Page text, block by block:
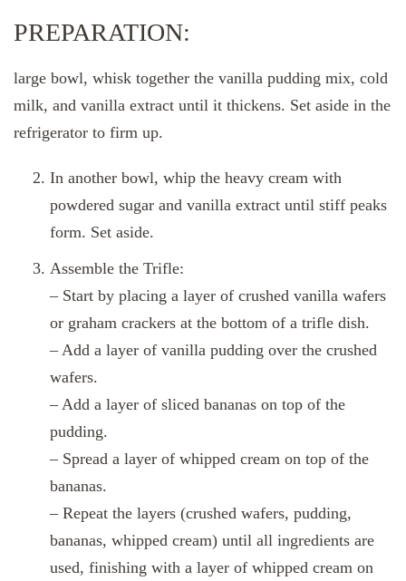
PREPARATION:
large bowl, whisk together the vanilla pudding mix, cold
milk, and vanilla extract until it thickens. Set aside in the
refrigerator to firm up.
In another bowl, whip the heavy cream with
powdered sugar and vanilla extract until stiff peaks
form. Set aside.
Assemble the Trifle:
– Start by placing a layer of crushed vanilla wafers
or graham crackers at the bottom of a trifle dish.
– Add a layer of vanilla pudding over the crushed
wafers.
– Add a layer of sliced bananas on top of the
pudding.
– Spread a layer of whipped cream on top of the
bananas.
– Repeat the layers (crushed wafers, pudding,
bananas, whipped cream) until all ingredients are
used, finishing with a layer of whipped cream on